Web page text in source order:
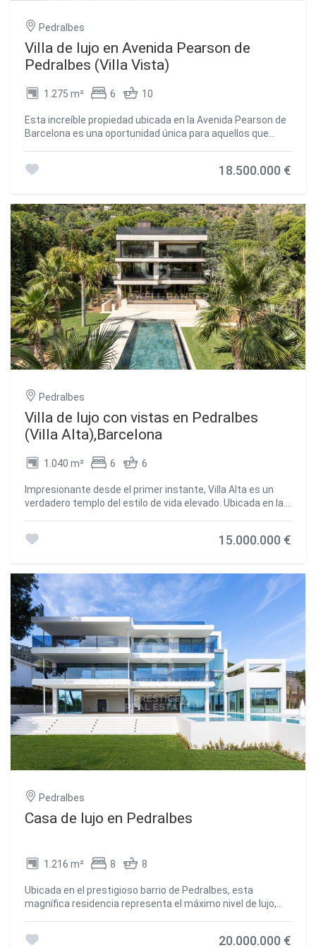
Pedralbes
Villa de lujo en Avenida Pearson de
Pedralbes (Villa Vista)
1.275 m² 6 10
Esta increíble propiedad ubicada en la Avenida Pearson de
Barcelona es una oportunidad única para aquellos que
de lujo a través de la famosa empresa de arquitectura A-
los residentes mientras se disfrutan de impresionantes
vistas panorámicas de la ciudad. Las villas son totalmente
independientes y se están construyendo con acabados de
alta calidad para ofrecer a los residentes una experiencia
de vida exclusiva y elegante. La Villa Vista es la primera de
las tres villas en completarse, y ya es lista para entrar. Con
una construcción de alta calidad, esta villa de lujo ofrece
un espacio amplio y luminoso, diseñado para garantizar el
máximo confort y privacidad. Esta es una oportunidad
excepcional para adquirir una propiedad de alta calidad en
una ubicación privilegiada en Barcelona. Cada una de las
villas en el proyecto ofrece una experiencia única y
aquellos que buscan lo mejor en términos de calidad de
vida y lujo. #ref:CBES1668
18.500.000 €
Pedralbes
Villa de lujo con vistas en Pedralbes
(Villa Alta),Barcelona
1.040 m² 6 6
Impresionante desde el primer instante, Villa Alta es un
verdadero templo del estilo de vida elevado. Ubicada en la
destaca por sus vistas panorámicas, su extenso jardín y
diseño interior, obra del reconocido estudio A-cero el
mismo equipo responsable de la arquitectura de la villa,
mantiene una coherencia estética impecable en todo el
proyecto. A-cero ha plasmado su sello distintivo en cada
rincón, combinando acabados de altísima calidad,
mobiliario exquisito y piezas de arte creadas
especialmente para esta residencia única. Exigencia,
calidad y visión. El interiorismo de Villa Alto eleva los
estándares del lujo contemporáneo y marca una nueva
referencia en diseño residencial de alto nivel. Contáctanos
para más información sobre esta propiedad exclusiva y
para solicitar el plano completo. #ref:CBES1669
15.000.000 €
Pedralbes
Casa de lujo en Pedralbes
1.216 m² 8 8
Ubicada en el prestigioso barrio de Pedralbes, esta
magnífica residencia representa el máximo nivel de lujo,
ideal para quienes buscan exclusividad en un entorno
20.000.000 €